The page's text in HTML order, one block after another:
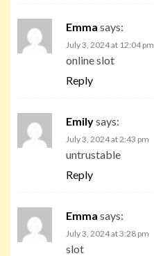
Emma says:
July 3, 2024 at 12:04 pm
online slot
Reply
Emilysays:
July 3, 2024 at 2:43 pm
untrustable
Reply
Emma says:
July 3, 2024 at 3:28 pm
slot